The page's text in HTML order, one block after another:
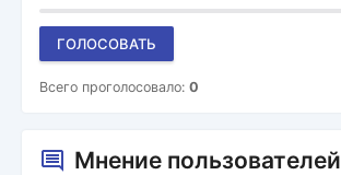
ГОЛОСОВАТЬ
Всего проголосовало: 0
Мнение пользователей